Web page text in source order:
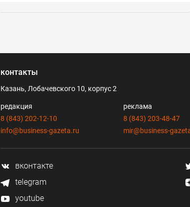
контакты
Казань, Лобачевского 10, корпус 2
редакция
8 (843) 202-12-10
info@business-gazeta.ru
реклама
8 (843) 203-48-47
mir@business-
вконтакте
telegram
youtube